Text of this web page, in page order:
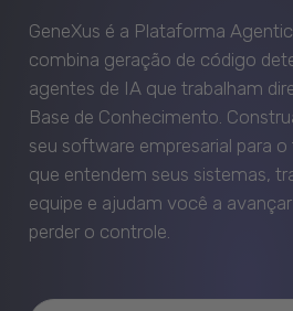
GeneXus é a Plataforma
combina geração de código
agentes de IA que trabalham
Base de Conhecimento.
seu software empresarial para
que entendem seus sistemas,
equipe e ajudam você a
perder o controle.